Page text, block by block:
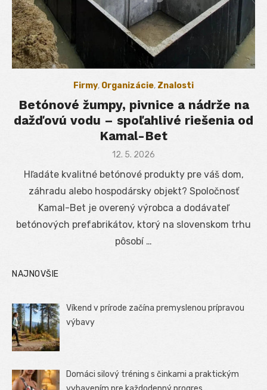
Firmy, Organizácie, Znalosti
Betónové žumpy, pivnice a nádrže na
dažďovú vodu – spoľahlivé riešenia od
Kamal-Bet
Posted
12. 5. 2026
Hľadáte kvalitné betónové produkty pre váš dom,
záhradu alebo hospodársky objekt? Spoločnosť
Kamal-Bet je overený výrobca a dodávateľ
betónových prefabrikátov, ktorý na slovenskom trhu
pôsobí …
NAJNOVŠIE
Víkend v prírode začína premyslenou prípravou
výbavy
Domáci silový tréning s činkami a praktickým